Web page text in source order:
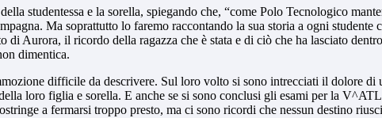
studentessa e la sorella, spiegando che, “come Polo Tecnologico
Ma soprattutto lo faremo raccontando la sua storia a ogni studente
Aurora, il ricordo della ragazza che è stata e di ciò che ha lasciato
dimentica.
difficile da descrivere. Sul loro volto si sono intrecciati il dolore di
loro figlia e sorella. E anche se si sono conclusi gli esami per la
a fermarsi troppo presto, ma ci sono ricordi che nessun destino